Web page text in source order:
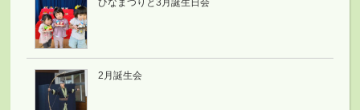
ひなまつりと3月誕生日会
2月誕生会